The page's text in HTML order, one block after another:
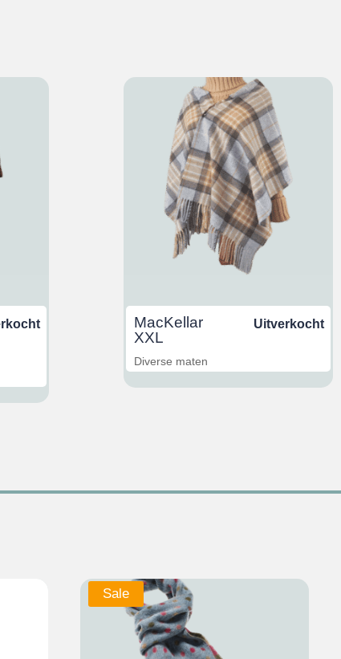
MacKellar
XXL
Uitverkocht
Diverse maten
Sale